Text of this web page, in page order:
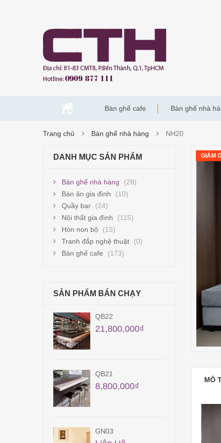
Bàn ghế cafe Bàn ghế nhà
Trang chủ Bàn ghế nhà hàng NH20
GIẢM
MÔ
DANH MỤC SẢN PHẨM
Bàn ghế nhà hàng
(28)
Bàn ăn gia đình
(10)
Quầy bar
(24)
Nội thất gia đình
(115)
Hòn non bộ
(15)
Tranh đắp nghệ thuật
(0)
Bàn ghế cafe
(173)
SẢN PHẨM BÁN CHẠY
QB20
19,600,000₫
GN07
Liên Hệ
CF43